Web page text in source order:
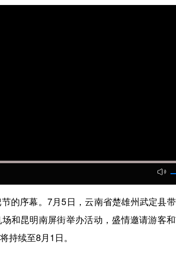
序幕。7月5日，云南省楚雄州武定县
和昆明南屏街举办活动，盛情邀请游客
持续至8月1日。